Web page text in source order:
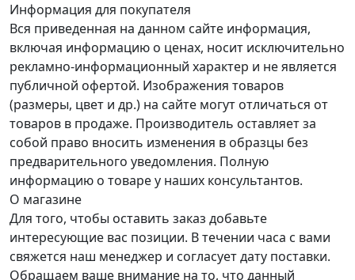
Информация для покупателя
Вся приведенная на данном сайте информация,
включая информацию о ценах, носит исключительно
рекламно-информационный характер и не является
публичной офертой. Изображения товаров
(размеры, цвет и др.) на сайте могут отличаться от
товаров в продаже. Производитель оставляет за
собой право вносить изменения в образцы без
предварительного уведомления. Полную
информацию о товаре у наших консультантов.
О магазине
Для того, чтобы оставить заказ добавьте
интересующие вас позиции. В течении часа с вами
свяжется наш менеджер и согласует дату поставки.
Обращаем ваше внимание на то, что данный